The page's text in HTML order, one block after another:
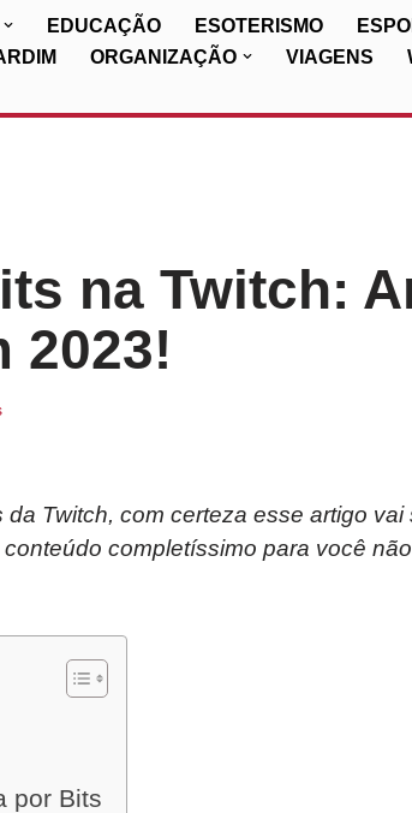
EDUCAÇÃO ESOTERISMO
ORGANIZAÇÃO VIAGENS
na Twitch:
2023!
Twitch, com certeza esse artigo vai
completíssimo para você
por Bits